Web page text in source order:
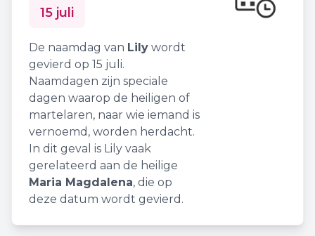
15 juli
De naamdag van Lily wordt
gevierd op 15 juli.
Naamdagen zijn speciale
dagen waarop de heiligen of
martelaren, naar wie iemand is
vernoemd, worden herdacht.
In dit geval is Lily vaak
gerelateerd aan de heilige
Maria Magdalena, die op
deze datum wordt gevierd.